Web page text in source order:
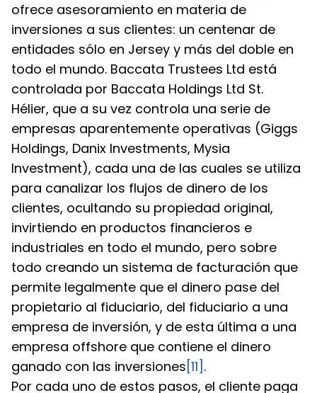
ofrece asesoramiento en materia de
inversiones a sus clientes: un centenar de
entidades sólo en Jersey y más del doble en
todo el mundo. Baccata Trustees Ltd está
controlada por Baccata Holdings Ltd St.
Hélier, que a su vez controla una serie de
empresas aparentemente operativas (Giggs
Holdings, Danix Investments, Mysia
Investment), cada una de las cuales se utiliza
para canalizar los flujos de dinero de los
clientes, ocultando su propiedad original,
invirtiendo en productos financieros e
industriales en todo el mundo, pero sobre
todo creando un sistema de facturación que
permite legalmente que el dinero pase del
propietario al fiduciario, del fiduciario a una
empresa de inversión, y de esta última a una
empresa offshore que contiene el dinero
ganado con las inversiones [11] .
Por cada uno de estos pasos, el cliente paga